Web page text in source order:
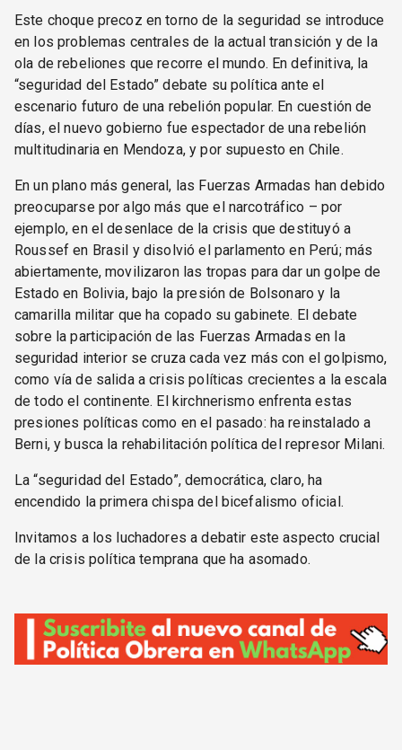
Este choque precoz en torno de la seguridad se introduce
en los problemas centrales de la actual transición y de la
ola de rebeliones que recorre el mundo. En definitiva, la
“seguridad del Estado” debate su política ante el
escenario futuro de una rebelión popular. En cuestión de
días, el nuevo gobierno fue espectador de una rebelión
multitudinaria en Mendoza, y por supuesto en Chile.
En un plano más general, las Fuerzas Armadas han debido
preocuparse por algo más que el narcotráfico – por
ejemplo, en el desenlace de la crisis que destituyó a
Roussef en Brasil y disolvió el parlamento en Perú; más
abiertamente, movilizaron las tropas para dar un golpe de
Estado en Bolivia, bajo la presión de Bolsonaro y la
camarilla militar que ha copado su gabinete. El debate
sobre la participación de las Fuerzas Armadas en la
seguridad interior se cruza cada vez más con el golpismo,
como vía de salida a crisis políticas crecientes a la escala
de todo el continente. El kirchnerismo enfrenta estas
presiones políticas como en el pasado: ha reinstalado a
Berni, y busca la rehabilitación política del represor Milani.
La “seguridad del Estado”, democrática, claro, ha
encendido la primera chispa del bicefalismo oficial.
Invitamos a los luchadores a debatir este aspecto crucial
de la crisis política temprana que ha asomado.